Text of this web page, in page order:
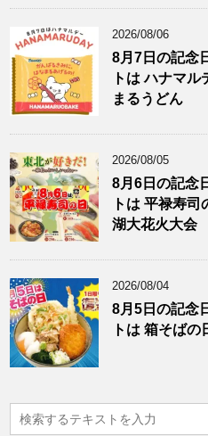
2026/08/06
8月7日の記念
トは ハナマ
まるうどん
2026/08/05
8月6日の記念
トは 平禄寿
湖大花火大会
2026/08/04
8月5日の記念
トは 箱そば